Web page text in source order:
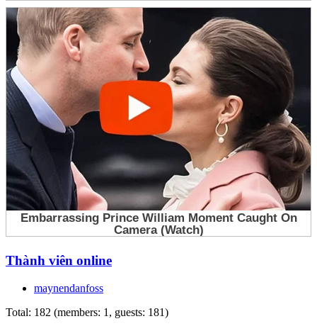
Thành viên online
maynendanfoss
Total: 182 (members: 1, guests: 181)